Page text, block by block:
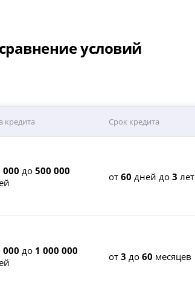
условий
кредита Срок кредита
000 до500 000
от60 дней до3 лет
000 до 1 000 000
от3 до60 месяцев